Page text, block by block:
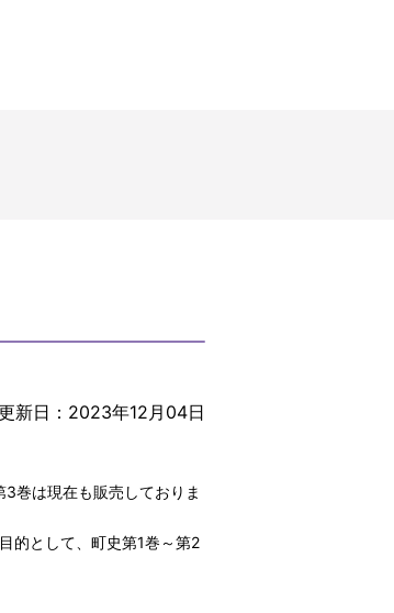
新日：2023年12月04日
巻は現在も販売しておりま
的として、町史第1巻～第2